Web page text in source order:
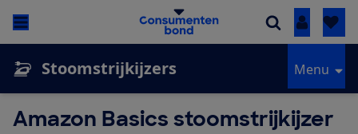
Inloggen
Stoomstrijkijzers Menu
Amazon Basics stoomstrijkijzer